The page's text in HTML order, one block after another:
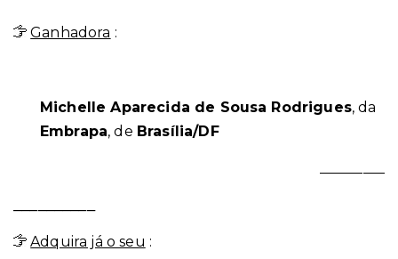
Ganhadora :
Michelle Aparecida de Sousa Rodrigues, da
Embrapa, de Brasília/DF
Adquira já o seu :